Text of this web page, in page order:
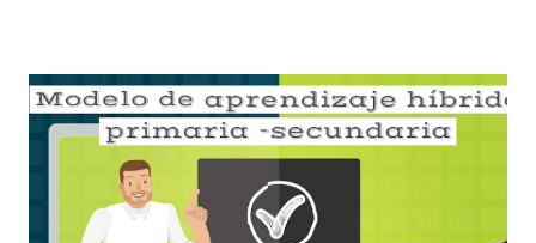
para los maestros y todo profesional, mayormente de oficina. No
olvidemos que toda agenda es completamente vacía,con
diferentes secciones,ordenada según el calendario.
Agradecemos mucho su visita al blog, recordando que los
materiales se comparten de manera gratuita, con el objeto de